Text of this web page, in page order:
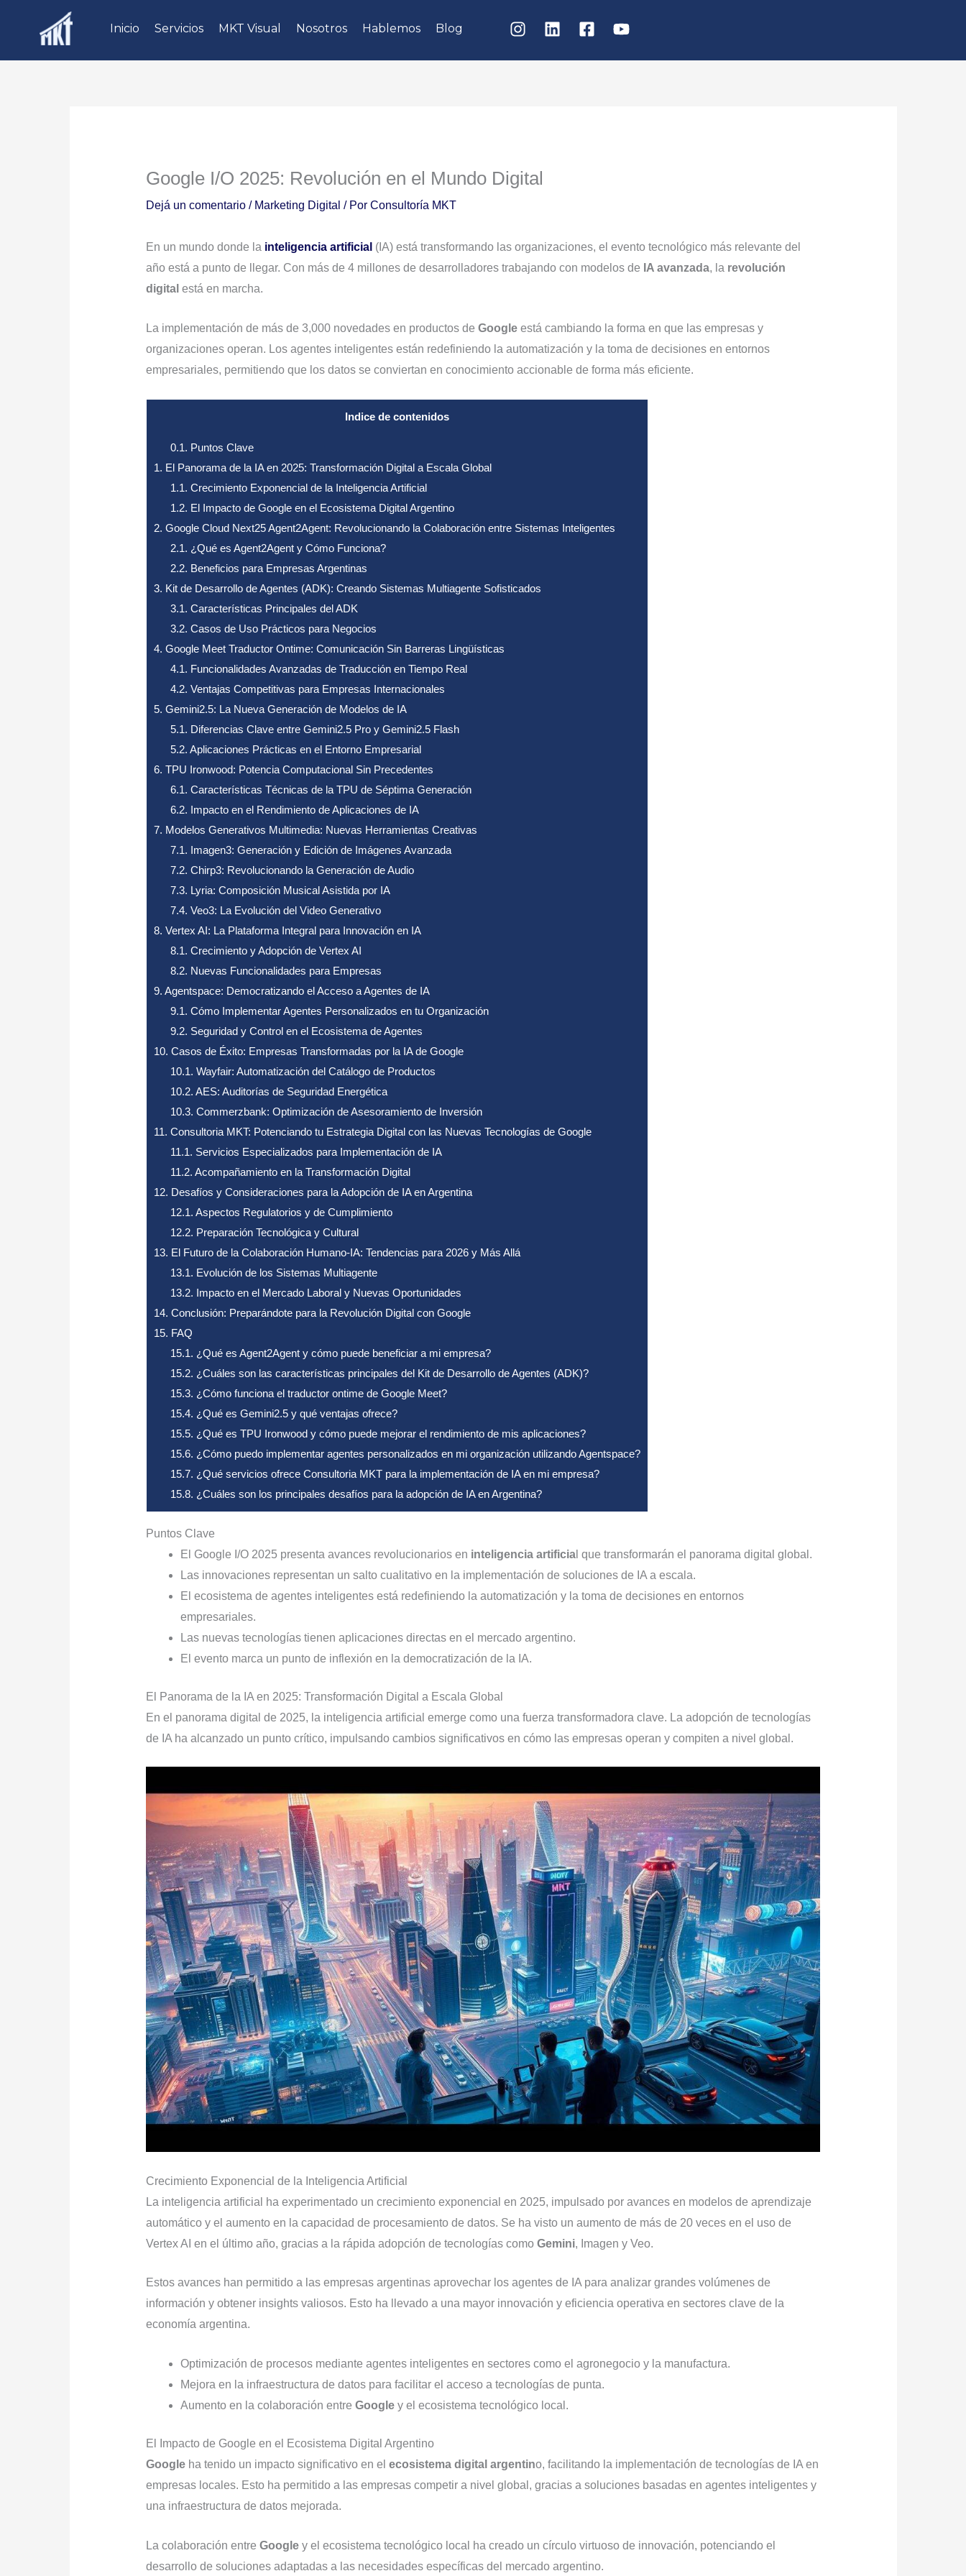
Inicio Servicios MKT Visual Nosotros Hablemos Blog
Google I/O 2025: Revolución en el Mundo Digital
Dejá un comentario / Marketing Digital / PorConsultoría MKT
En un mundo donde la inteligencia artificial (IA) está transformando las organizaciones, el evento tecnológico más relevante del
año está a punto de llegar. Con más de 4 millones de desarrolladores trabajando con modelos de IA avanzada, la revolución
digital está en marcha.
La implementación de más de 3,000 novedades en productos deGoogle está cambiando la forma en que las empresas y
organizaciones operan. Los agentes inteligentes están redefiniendo la automatización y la toma de decisiones en entornos
empresariales, permitiendo que los datos se conviertan en conocimiento accionable de forma más eficiente.
Indice de contenidos
0.1. Puntos Clave
1. El Panorama de la IA en 2025: Transformación Digital a Escala Global
1.1. Crecimiento Exponencial de la Inteligencia Artificial
1.2. El Impacto de Google en el Ecosistema Digital Argentino
2. Google Cloud Next25 Agent2Agent: Revolucionando la Colaboración entre Sistemas Inteligentes
2.1. ¿Qué es Agent2Agent y Cómo Funciona?
2.2. Beneficios para Empresas Argentinas
3. Kit de Desarrollo de Agentes (ADK): Creando Sistemas Multiagente Sofisticados
3.1. Características Principales del ADK
3.2. Casos de Uso Prácticos para Negocios
4. Google Meet Traductor Ontime: Comunicación Sin Barreras Lingüísticas
4.1. Funcionalidades Avanzadas de Traducción en Tiempo Real
4.2. Ventajas Competitivas para Empresas Internacionales
5. Gemini2.5: La Nueva Generación de Modelos de IA
5.1. Diferencias Clave entre Gemini2.5 Pro y Gemini2.5 Flash
5.2. Aplicaciones Prácticas en el Entorno Empresarial
6. TPU Ironwood: Potencia Computacional Sin Precedentes
6.1. Características Técnicas de la TPU de Séptima Generación
6.2. Impacto en el Rendimiento de Aplicaciones de IA
7. Modelos Generativos Multimedia: Nuevas Herramientas Creativas
7.1. Imagen3: Generación y Edición de Imágenes Avanzada
7.2. Chirp3: Revolucionando la Generación de Audio
7.3. Lyria: Composición Musical Asistida por IA
7.4. Veo3: La Evolución del Video Generativo
8. Vertex AI: La Plataforma Integral para Innovación en IA
8.1. Crecimiento y Adopción de Vertex AI
8.2. Nuevas Funcionalidades para Empresas
9. Agentspace: Democratizando el Acceso a Agentes de IA
9.1. Cómo Implementar Agentes Personalizados en tu Organización
9.2. Seguridad y Control en el Ecosistema de Agentes
10. Casos de Éxito: Empresas Transformadas por la IA de Google
10.1. Wayfair: Automatización del Catálogo de Productos
10.2. AES: Auditorías de Seguridad Energética
10.3. Commerzbank: Optimización de Asesoramiento de Inversión
11. Consultoria MKT: Potenciando tu Estrategia Digital con las Nuevas Tecnologías de Google
11.1. Servicios Especializados para Implementación de IA
11.2. Acompañamiento en la Transformación Digital
12. Desafíos y Consideraciones para la Adopción de IA en Argentina
12.1. Aspectos Regulatorios y de Cumplimiento
12.2. Preparación Tecnológica y Cultural
13. El Futuro de la Colaboración Humano-IA: Tendencias para 2026 y Más Allá
13.1. Evolución de los Sistemas Multiagente
13.2. Impacto en el Mercado Laboral y Nuevas Oportunidades
14. Conclusión: Preparándote para la Revolución Digital con Google
15. FAQ
15.1. ¿Qué es Agent2Agent y cómo puede beneficiar a mi empresa?
15.2. ¿Cuáles son las características principales del Kit de Desarrollo de Agentes (ADK)?
15.3. ¿Cómo funciona el traductor ontime de Google Meet?
15.4. ¿Qué es Gemini2.5 y qué ventajas ofrece?
15.5. ¿Qué es TPU Ironwood y cómo puede mejorar el rendimiento de mis aplicaciones?
15.6. ¿Cómo puedo implementar agentes personalizados en mi organización utilizando Agentspace?
15.7. ¿Qué servicios ofrece Consultoria MKT para la implementación de IA en mi empresa?
15.8. ¿Cuáles son los principales desafíos para la adopción de IA en Argentina?
Puntos Clave
El Google I/O 2025 presenta avances revolucionarios en inteligencia artificia l que transformarán el panorama digital global.
Las innovaciones representan un salto cualitativo en la implementación de soluciones de IA a escala.
El ecosistema de agentes inteligentes está redefiniendo la automatización y la toma de decisiones en entornos
empresariales.
Las nuevas tecnologías tienen aplicaciones directas en el mercado argentino.
El evento marca un punto de inflexión en la democratización de la IA.
El Panorama de la IA en 2025: Transformación Digital a Escala Global
En el panorama digital de 2025, la inteligencia artificial emerge como una fuerza transformadora clave. La adopción de tecnologías
de IA ha alcanzado un punto crítico, impulsando cambios significativos en cómo las empresas operan y compiten a nivel global.
Crecimiento Exponencial de la Inteligencia Artificial
La inteligencia artificial ha experimentado un crecimiento exponencial en 2025, impulsado por avances en modelos de aprendizaje
automático y el aumento en la capacidad de procesamiento de datos. Se ha visto un aumento de más de 20 veces en el uso de
Vertex AI en el último año, gracias a la rápida adopción de tecnologías comoGemini, Imagen y Veo.
Estos avances han permitido a las empresas argentinas aprovechar los agentes de IA para analizar grandes volúmenes de
información y obtener insights valiosos. Esto ha llevado a una mayor innovación y eficiencia operativa en sectores clave de la
economía argentina.
Optimización de procesos mediante agentes inteligentes en sectores como el agronegocio y la manufactura.
Mejora en la infraestructura de datos para facilitar el acceso a tecnologías de punta.
Aumento en la colaboración entreGoogle y el ecosistema tecnológico local.
El Impacto de Google en el Ecosistema Digital Argentino
Google ha tenido un impacto significativo en el ecosistema digital argentino, facilitando la implementación de tecnologías de IA en
empresas locales. Esto ha permitido a las empresas competir a nivel global, gracias a soluciones basadas en agentes inteligentes y
una infraestructura de datos mejorada.
La colaboración entreGoogle y el ecosistema tecnológico local ha creado un círculo virtuoso de innovación, potenciando el
desarrollo de soluciones adaptadas a las necesidades específicas del mercado argentino.